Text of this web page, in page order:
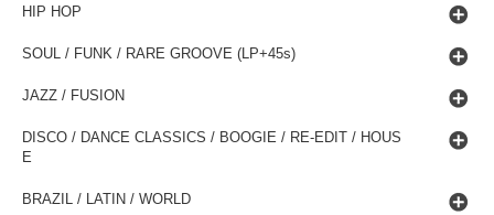
HIP HOP
SOUL / FUNK / RARE GROOVE (LP+45s)
JAZZ / FUSION
DISCO / DANCE CLASSICS / BOOGIE / RE-EDIT / HOUS
E
BRAZIL / LATIN / WORLD